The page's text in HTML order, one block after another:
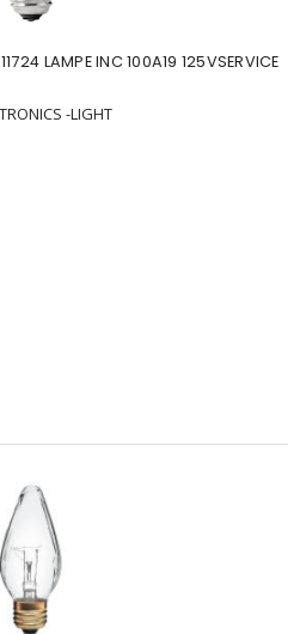
LAMPE INC 100A19 125VSERVICE
-LIGHT